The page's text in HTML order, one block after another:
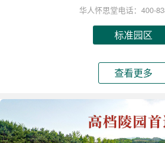
华人怀思堂电话：400-
标准园区
查看更多